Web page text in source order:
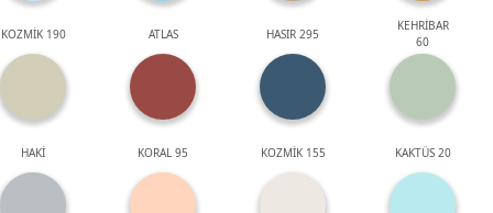
KOZMİK 190 ATLAS HASIR 295
KEHRİBAR
60
HAKİ KORAL 95 KOZMİK 155 KAKTÜS 20